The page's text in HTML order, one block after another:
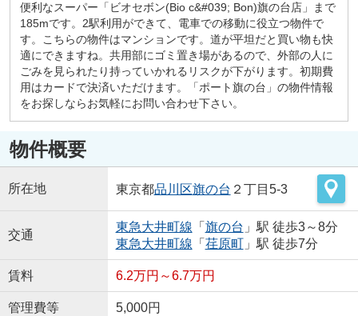
便利なスーパー「ビオセボン(Bio c&#039; Bon)旗の台店」まで
185mです。2駅利用ができて、電車での移動に役立つ物件で
す。こちらの物件はマンションです。道が平坦だと買い物も快
適にできますね。共用部にゴミ置き場があるので、外部の人に
ごみを見られたり持っていかれるリスクが下がります。初期費
用はカードで決済いただけます。「ポート旗の台」の物件情報
をお探しならお気軽にお問い合わせ下さい。
物件概要
所在地 東京都品川区旗の台 ２丁目5-3
交通
東急大井町線 「 旗の台 」駅 徒歩3～8分
東急大井町線 「 荏原町」駅 徒歩7分
賃料 6.2万円～6.7万円
管理費等 5,000円